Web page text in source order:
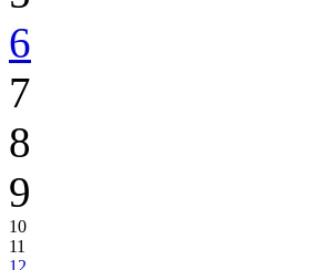
6
7
8
9
10
11
12